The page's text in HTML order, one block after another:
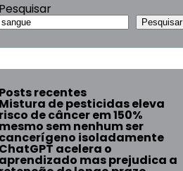
Pesquisar
Pesquisar
Posts recentes
Mistura de pesticidas eleva
risco de câncer em 150%
mesmo sem nenhum ser
cancerígeno isoladamente
ChatGPT acelera o
aprendizado mas prejudica a